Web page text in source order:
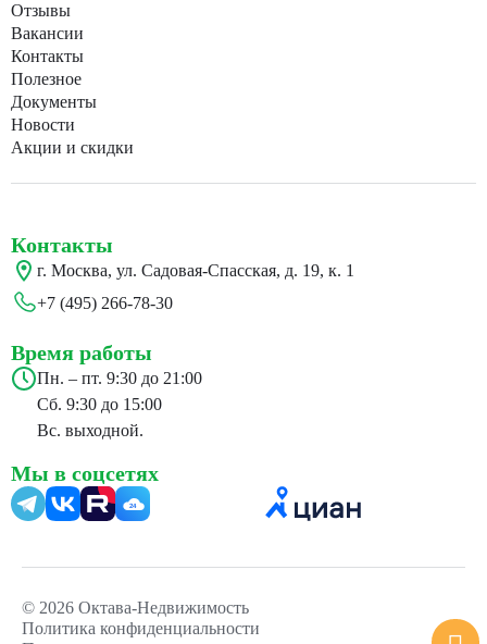
Отзывы
Вакансии
Контакты
Полезное
Документы
Новости
Акции и скидки
Контакты
г. Москва, ул. Садовая-Спасская, д. 19, к. 1
+7 (495) 266-78-30
Время работы
Пн. – пт. 9:30 до 21:00
Сб. 9:30 до 15:00
Вс. выходной.
Мы в соцсетях
24
© 2026 Октава-Недвижимость
Политика конфиденциальности